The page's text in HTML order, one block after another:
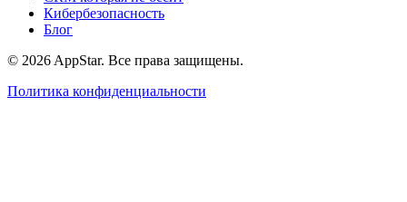
Кибербезопасность
Блог
© 2026 AppStar. Все права защищены.
Политика конфиденциальности